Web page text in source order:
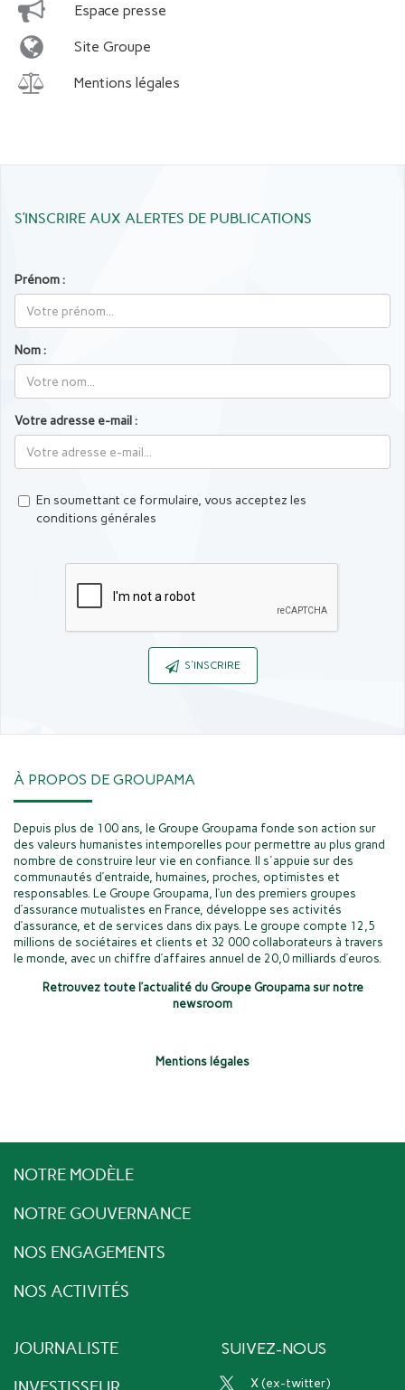
Espace presse
Site Groupe
Mentions légales
S’INSCRIRE AUX ALERTES DE PUBLICATIONS
Prénom :
Nom :
Votre adresse e-mail :
En soumettant ce formulaire, vous acceptez les
conditions générales
S'INSCRIRE
À PROPOS DE GROUPAMA
Depuis plus de 100 ans, le Groupe Groupama fonde son action sur
des valeurs humanistes intemporelles pour permettre au plus grand
nombre de construire leur vie en confiance. Il s'appuie sur des
communautés d’entraide, humaines, proches, optimistes et
responsables. Le Groupe Groupama, l’un des premiers groupes
d’assurance mutualistes en France, développe ses activités
d’assurance, et de services dans dix pays. Le groupe compte 12,5
millions de sociétaires et clients et 32 000 collaborateurs à travers
le monde, avec un chiffre d’affaires annuel de 20,0 milliards d’euros.
Retrouvez toute l’actualité du Groupe Groupama sur notre
newsroom
Mentions légales
NOTRE MODÈLE
NOTRE GOUVERNANCE
NOS ENGAGEMENTS
NOS ACTIVITÉS
JOURNALISTE
SUIVEZ-NOUS
x (ex-twitter)